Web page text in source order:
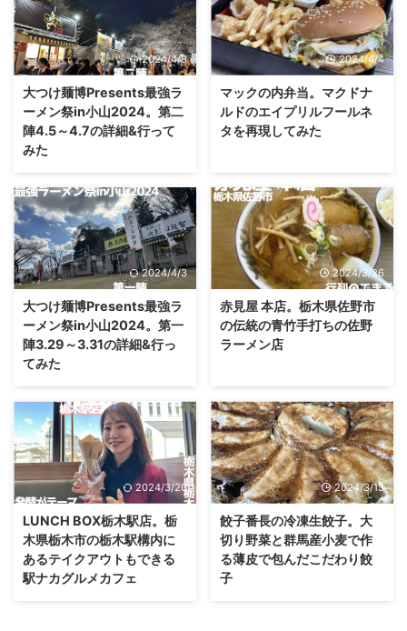
2024/4/8
大つけ麺博Presents最強ラ
ーメン祭in小山2024。第二
陣4.5～4.7の詳細&行って
みた
2024/4/4
マックの内弁当。マクドナ
ルドのエイプリルフールネ
タを再現してみた
2024/4/3
大つけ麺博Presents最強ラ
ーメン祭in小山2024。第一
陣3.29～3.31の詳細&行っ
てみた
2024/3/26
赤見屋 本店。栃木県佐野市
の伝統の青竹手打ちの佐野
ラーメン店
2024/3/20
LUNCH BOX栃木駅店。栃
木県栃木市の栃木駅構内に
あるテイクアウトもできる
駅ナカグルメカフェ
2024/3/13
餃子番長の冷凍生餃子。大
切り野菜と群馬産小麦で作
る薄皮で包んだこだわり餃
子